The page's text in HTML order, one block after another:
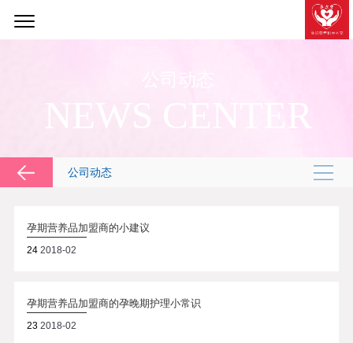
公司动态
NEWS CENTER
公司动态
孕期营养品加盟商的小建议
242018-02
孕期营养品加盟商的孕晚期护理小常识
232018-02